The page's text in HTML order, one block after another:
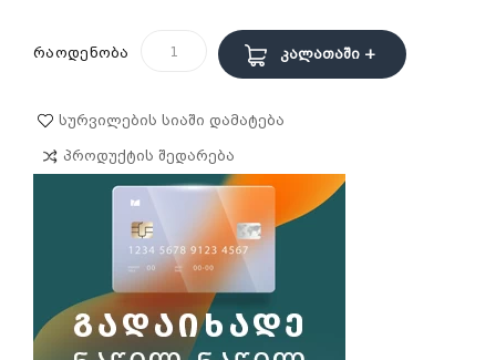
რაოდენობა Კალათაში +
Სურვილების Სიაში Დამატება
Პროდუქტის Შედარება